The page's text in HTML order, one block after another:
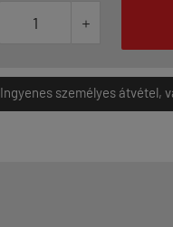

Ingyenes személyes átvétel,